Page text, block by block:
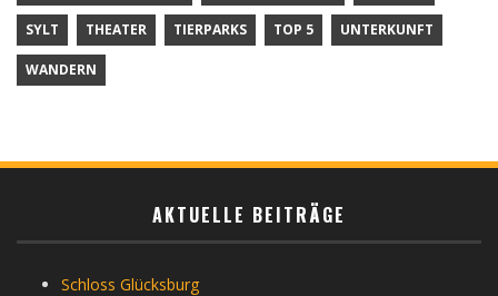
SYLT THEATER TIERPARKS TOP 5 UNTERKUNFT
WANDERN
AKTUELLE BEITRÄGE
Schloss Glücksburg